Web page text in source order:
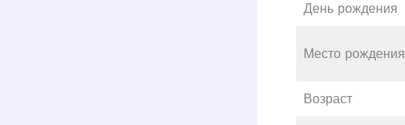
День рождения
Место рождения
Возраст